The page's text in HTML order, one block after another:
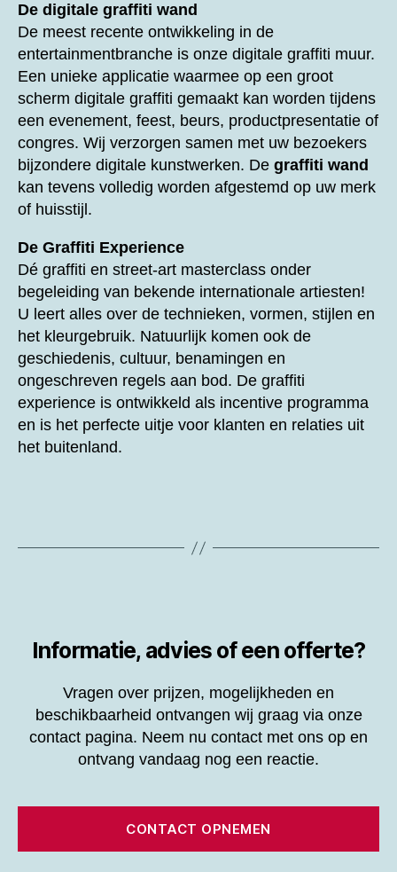
De digitale graffiti wand
De meest recente ontwikkeling in de
entertainmentbranche is onze digitale graffiti muur.
Een unieke applicatie waarmee op een groot
scherm digitale graffiti gemaakt kan worden tijdens
een evenement, feest, beurs, productpresentatie of
congres. Wij verzorgen samen met uw bezoekers
bijzondere digitale kunstwerken. De graffiti wand
kan tevens volledig worden afgestemd op uw merk
of huisstijl.
De Graffiti Experience
Dé graffiti en street-art masterclass onder
begeleiding van bekende internationale artiesten!
U leert alles over de technieken, vormen, stijlen en
het kleurgebruik. Natuurlijk komen ook de
geschiedenis, cultuur, benamingen en
ongeschreven regels aan bod. De graffiti
experience is ontwikkeld als incentive programma
en is het perfecte uitje voor klanten en relaties uit
het buitenland.
Informatie, advies of een offerte?
Vragen over prijzen, mogelijkheden en
beschikbaarheid ontvangen wij graag via onze
contact pagina. Neem nu contact met ons op en
ontvang vandaag nog een reactie.
CONTACT OPNEMEN